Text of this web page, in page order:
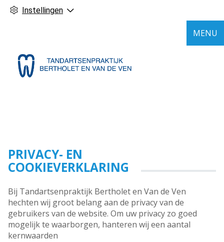
Instellingen
MENU
PRIVACY- EN
COOKIEVERKLARING
Bij Tandartsenpraktijk Bertholet en Van de Ven
hechten wij groot belang aan de privacy van de
gebruikers van de website. Om uw privacy zo goed
mogelijk te waarborgen, hanteren wij een aantal
kernwaarden